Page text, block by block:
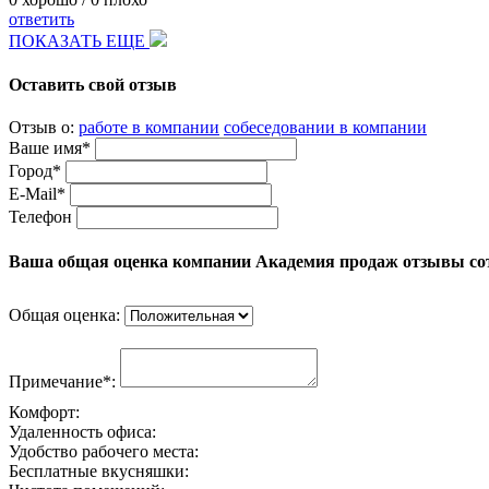
ответить
ПОКАЗАТЬ ЕЩЕ
Оставить свой отзыв
Отзыв о: работе в компании собеседовании в компании
Ваше имя*
Город*
E-Mail*
Телефон
Ваша общая оценка компании Академия продаж отзывы
Общая оценка:
Примечание*:
Комфорт:
Удаленность офиса:
Удобство рабочего места:
Бесплатные вкусняшки: